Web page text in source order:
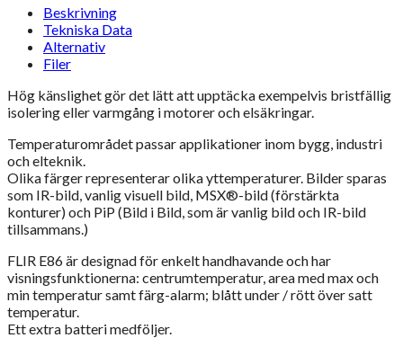
Beskrivning
Tekniska Data
Alternativ
Filer
Hög känslighet gör det lätt att upptäcka exempelvis bristfällig
isolering eller varmgång i motorer och elsäkringar.
Temperaturområdet passar applikationer inom bygg, industri
och elteknik.
Olika färger representerar olika yttemperaturer. Bilder sparas
som IR-bild, vanlig visuell bild, MSX®-bild (förstärkta
konturer) och PiP (Bild i Bild, som är vanlig bild och IR-bild
tillsammans.)
FLIR E86 är designad för enkelt handhavande och har
visningsfunktionerna: centrumtemperatur, area med max och
min temperatur samt färg-alarm; blått under / rött över satt
temperatur.
Ett extra batteri medföljer.